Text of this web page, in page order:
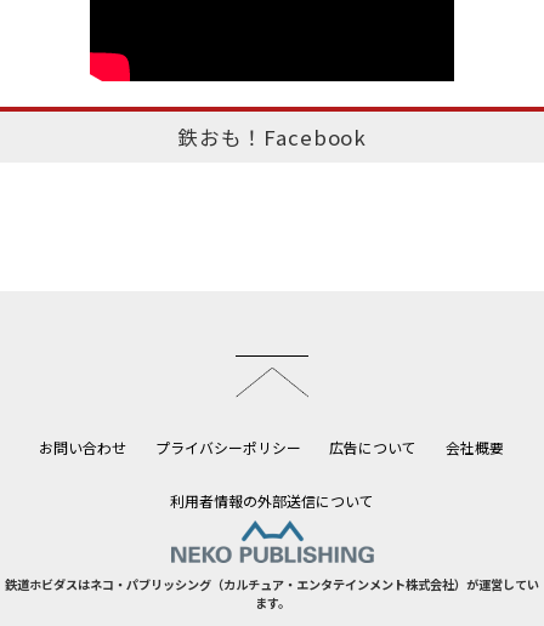
鉄おも！Facebook
お問い合わせ プライバシーポリシー 広告について 会社概要
利用者情報の外部送信について
鉄道ホビダスはネコ・パブリッシング（カルチュア・エンタテインメント株式会社）が運営してい
ます。